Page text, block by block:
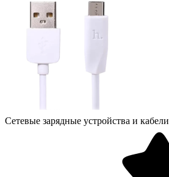
Сетевые зарядные устройства и кабели